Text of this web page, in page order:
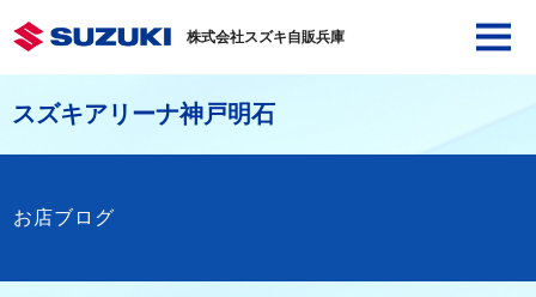
株式会社スズキ自販兵庫
スズキアリーナ神戸明石
お店ブログ